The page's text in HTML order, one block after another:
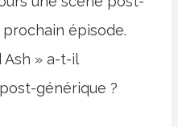
épisode.
Ash » a-t-il
générique ?